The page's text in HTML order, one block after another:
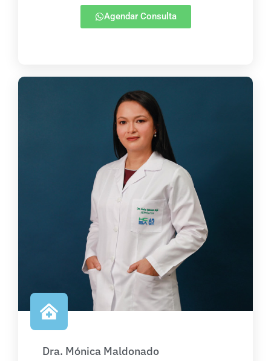
Agendar Consulta
Dra. Mónica Maldonado